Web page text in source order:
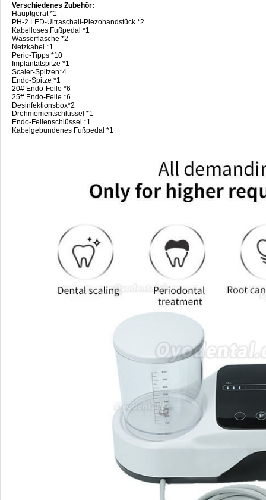
Verschiedenes Zubehör:
Hauptgerät *1
PH-2 LED-Ultraschall-Piezohandstück *2
Kabelloses Fußpedal *1
Wasserflasche *2
Netzkabel *1
Perio-Tipps *10
Implantatspitze *1
Scaler-Spitzen*4
Endo-Spitze *1
20# Endo-Feile *6
25# Endo-Feile *6
Desinfektionsbox*2
Drehmomentschlüssel *1
Endo-Feilenschlüssel *1
Kabelgebundenes Fußpedal *1